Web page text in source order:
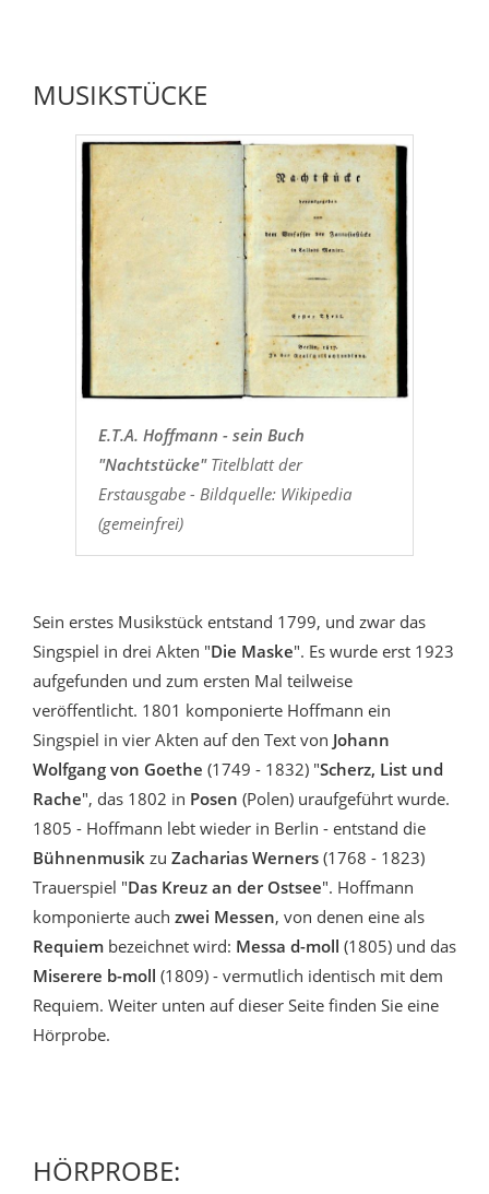
MUSIKSTÜCKE
E.T.A. Hoffmann - sein Buch
"Nachtstücke"Titelblatt der
Erstausgabe - Bildquelle: Wikipedia
(gemeinfrei)
Sein erstes Musikstück entstand 1799, und zwar das
Singspiel in drei Akten "Die Maske". Es wurde erst 1923
aufgefunden und zum ersten Mal teilweise
veröffentlicht. 1801 komponierte Hoffmann ein
Singspiel in vier Akten auf den Text von Johann
Wolfgang von Goethe (1749 - 1832) "Scherz, List und
Rache", das 1802 in Posen (Polen) uraufgeführt wurde.
1805 - Hoffmann lebt wieder in Berlin - entstand die
Bühnenmusik zu Zacharias Werners (1768 - 1823)
Trauerspiel "Das Kreuz an der Ostsee". Hoffmann
komponierte auch zwei Messen, von denen eine als
Requiem bezeichnet wird: Messa d-moll (1805) und das
Miserere b-moll (1809) - vermutlich identisch mit dem
Requiem. Weiter unten auf dieser Seite finden Sie eine
Hörprobe.
HÖRPROBE: